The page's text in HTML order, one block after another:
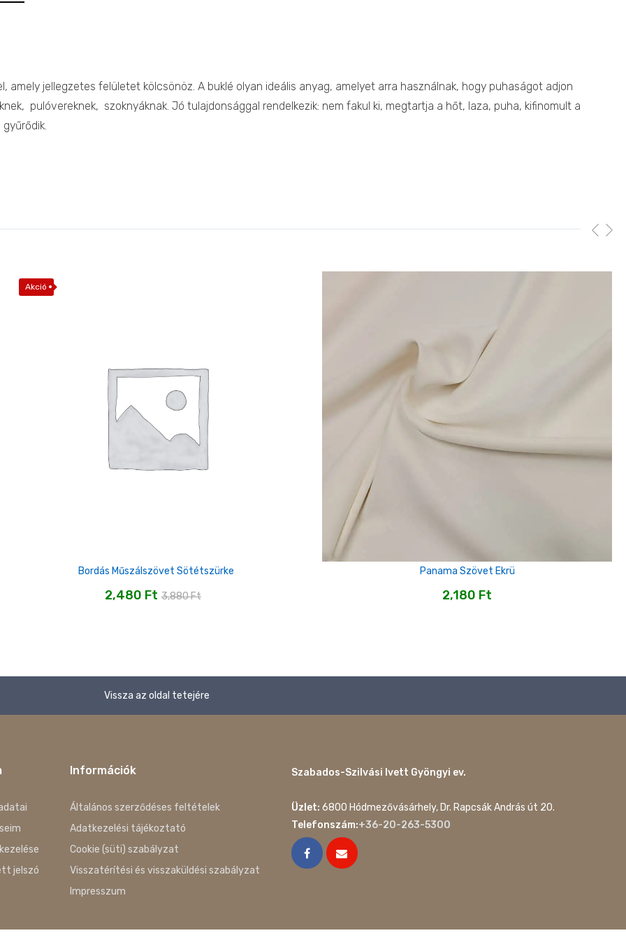
jellegzetes felületet kölcsönöz. A buklé olyan ideális anyag, amelyet arra használnak, hogy puhaságot adjon
pulóvereknek, szoknyáknak. Jó tulajdonsággal rendelkezik: nem fakul ki, megtartja a hőt, laza, puha, kifinomult a
Akció
Bordás Műszálszövet Sötétszürke
3,880Ft
2,480 Ft
Panama Szövet Ekrü
2,180 Ft
Vissza az oldal tetejére
jelszó
Információk
Általános szerződéses feltételek
Adatkezelési tájékoztató
Cookie (süti) szabályzat
Visszatérítési és visszaküldési szabályzat
Impresszum
Szabados-Szilvási Ivett Gyöngyi ev.
Üzlet: 6800 Hódmezővásárhely, Dr. Rapcsák András út 20.
Telefonszám:+36-20-263-5300